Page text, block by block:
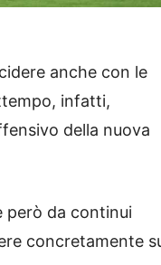
anche con le
infatti,
della nuova
però da continui
concretamente